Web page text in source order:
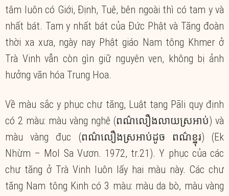
tâm luôn có Giới, Định, Tuệ, bên ngoài thì có tam y và
nhất bát. Tam y nhất bát của Đức Phật và Tăng đoàn
thời xa xưa, ngày nay Phật giáo Nam tông Khmer ở
Trà Vinh vẫn còn gìn giữ nguyên vẹn, không bị ảnh
hưởng văn hóa Trung Hoa.
Về màu sắc y phục chư tăng, Luật tạng Pāli quy định
có 2 màu: màu vàng nghệ (ពណ៌លឿងលាយស្រអាប់) và
màu vàng đục (ពណ៌លឿងស្រអាប់ដូច ពណ៌ខ្នុរ) (Ek
Nhừm – Mol Sa Vươn. 1972, tr.21). Y phục của các
chư tăng ở Trà Vinh luôn lấy hai màu này. Các chư
tăng Nam tông Kinh có 3 màu: màu da bò, màu vàng